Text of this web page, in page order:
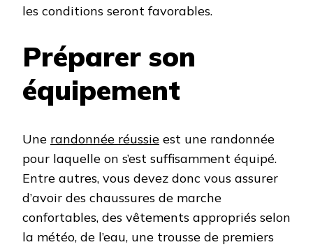
les conditions seront favorables.
Préparer son
équipement
Une randonnée réussie est une randonnée
pour laquelle on s’est suffisamment équipé.
Entre autres, vous devez donc vous assurer
d’avoir des chaussures de marche
confortables, des vêtements appropriés selon
la météo, de l’eau, une trousse de premiers